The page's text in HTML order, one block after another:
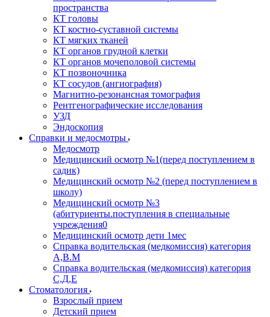
пространства
КТ головы
КТ костно-суставной системы
КТ мягких тканей
КТ органов грудной клетки
КТ органов мочеполовой системы
КТ позвоночника
КТ сосудов (ангиография)
Магнитно-резонансная томография
Рентгенографические исследования
УЗД
Эндоскопия
Справки и медосмотры
Медосмотр
Медицинский осмотр №1(перед поступлением в
садик)
Медицинский осмотр №2 (перед поступлением в
школу)
Медицинский осмотр №3
(абитуриенты.поступления в специальные
учреждения0
Медицинский осмотр дети 1мес
Справка водительская (медкомиссия) категория
А,В.М
Справка водительская (медкомиссия) категория
С,Д,Е
Стоматология
Взрослый прием
Детский прием